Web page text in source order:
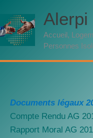
au
contenu
Alerpi
Accueil,
Personnes
Documents légaux
Compte Rendu AG
Rapport Moral AG